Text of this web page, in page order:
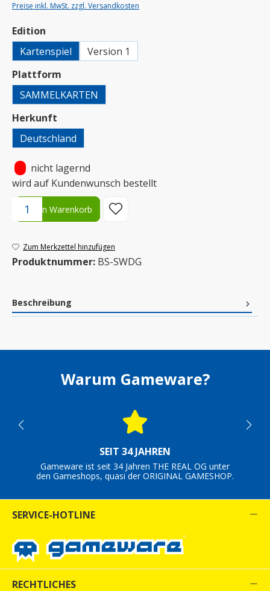
Preise inkl. MwSt. zzgl. Versandkosten
Edition
Kartenspiel
Version 1
Plattform
SAMMELKARTEN
Herkunft
Deutschland
nicht lagernd
wird auf Kundenwunsch bestellt
Produkt Anzahl: Gib den gewünschten Wert ein oder benutze
In den Warenkorb
Zum Merkzettel hinzufügen
Produktnummer: BS-SWDG
Beschreibung
Warum Gameware?
SEIT 34 JAHREN
Gameware ist seit 34 Jahren THE REAL OG unter
den Gameshops, quasi der ORIGINAL GAMESHOP.
SERVICE-HOTLINE
RECHTLICHES